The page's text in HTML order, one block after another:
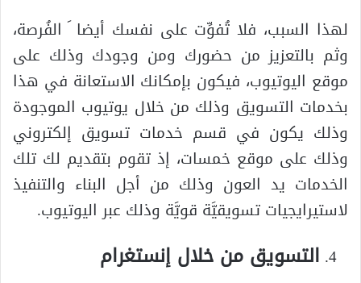
لهذا السبب، فلا تُفوِّت على نفسك أيضا َ الفُرصة،
وثم بالتعزيز من حضورك ومن وجودك وذلك على
موقع اليوتيوب، فيكون بإمكانك الاستعانة في هذا
بخدمات التسويق وذلك من خلال يوتيوب الموجودة
وذلك يكون في قسم خدمات تسويق إلكتروني
وذلك على موقع خمسات، إذ تقوم بتقديم لك تلك
الخدمات يد العون وذلك من أجل البناء والتنفيذ
لاستيرايجيات تسويقيَّة قويَّة وذلك عبر اليوتيوب.
التسويق من خلال إنستغرام